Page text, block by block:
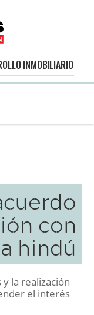
INMOBILIARIO
con
hindú
la realización
el interés